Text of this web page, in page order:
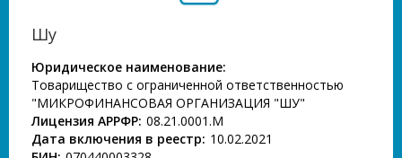
Шу
Юридическое наименование:
Товарищество с ограниченной ответственностью
"МИКРОФИНАНСОВАЯ ОРГАНИЗАЦИЯ "ШУ"
Лицензия АРРФР: 08.21.0001.М
Дата включения в реестр: 10.02.2021